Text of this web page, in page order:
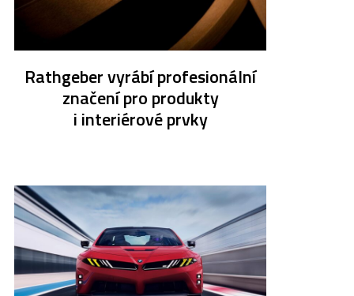
Rathgeber vyrábí profesionální
značení pro produkty
i interiérové prvky